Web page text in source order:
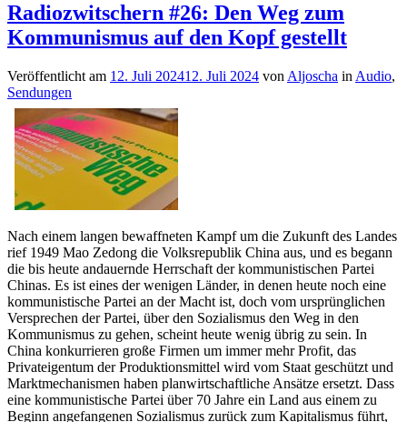
Radiozwitschern #26: Den Weg zum
Kommunismus auf den Kopf gestellt
Veröffentlicht am 12. Juli 202412. Juli 2024 von Aljoscha in Audio,
Sendungen
Nach einem langen bewaffneten Kampf um die Zukunft des Landes
rief 1949 Mao Zedong die Volksrepublik China aus, und es begann
die bis heute andauernde Herrschaft der kommunistischen Partei
Chinas. Es ist eines der wenigen Länder, in denen heute noch eine
kommunistische Partei an der Macht ist, doch vom ursprünglichen
Versprechen der Partei, über den Sozialismus den Weg in den
Kommunismus zu gehen, scheint heute wenig übrig zu sein. In
China konkurrieren große Firmen um immer mehr Profit, das
Privateigentum der Produktionsmittel wird vom Staat geschützt und
Marktmechanismen haben planwirtschaftliche Ansätze ersetzt. Dass
eine kommunistische Partei über 70 Jahre ein Land aus einem zu
Beginn angefangenen Sozialismus zurück zum Kapitalismus führt,